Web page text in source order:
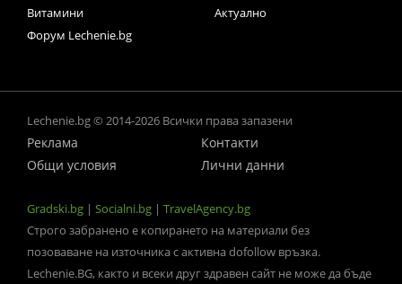
Витамини
Актуално
Форум Lechenie.bg
Lechenie.bg © 2014-2026 Всички права запазени
Реклама
Контакти
Общи условия
Лични данни
Gradski.bg | Socialni.bg | TravelAgency.bg
Строго забранено е копирането на материали без
позоваване на източника с активна dofollow връзка.
Lechenie.BG, както и всеки друг здравен сайт не може да бъде